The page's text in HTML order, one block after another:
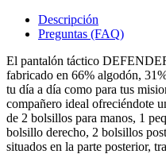
Descripción
Preguntas (FAQ)
El pantalón táctico
fabricado en 66% algodón,
tu día a día como para tus
compañero ideal ofreciéndote
de 2 bolsillos para manos, 1
bolsillo derecho, 2 bolsillos
situados en la parte posterior,